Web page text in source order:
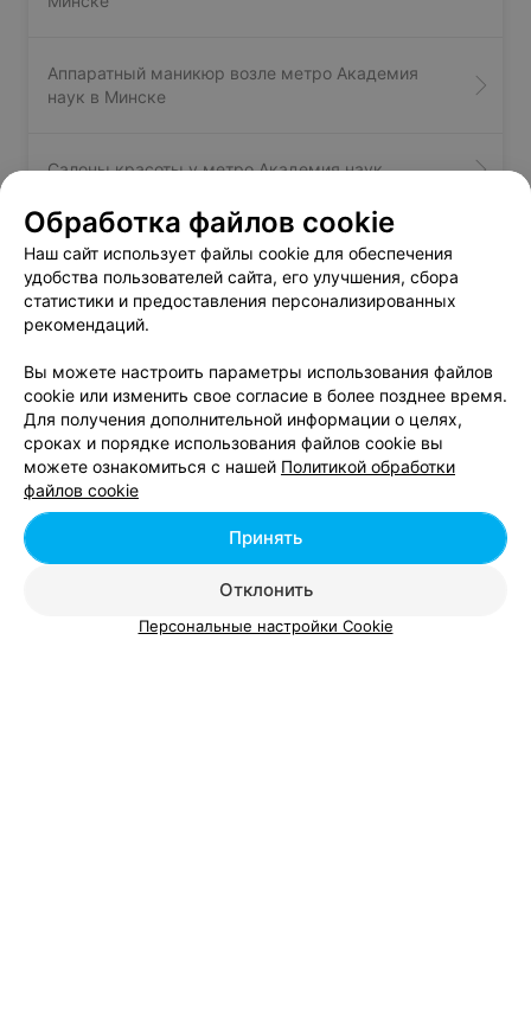
Аппаратный маникюр возле метро Академия
наук в Минске
Салоны красоты у метро Академия наук
Вам будет интересно
Салоны массажа возле метро Борисовский
Салоны массажа возле метро Восток в Минске
Салоны массажа возле метро Грушевка в
Обработка файлов cookie
Наш сайт использует файлы cookie для обеспечения
удобства пользователей сайта, его улучшения, сбора
статистики и предоставления персонализированных
рекомендаций.
Вы можете настроить параметры использования файлов
cookie или изменить свое согласие в более позднее время.
Для получения дополнительной информации о целях,
сроках и порядке использования файлов cookie вы
можете ознакомиться с нашей Политикой обработки
файлов cookie
Отклонить
Принять
Персональные настройки Cookie